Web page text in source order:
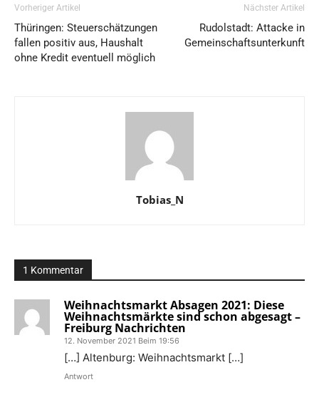
Vorheriger Artikel
Thüringen: Steuerschätzungen
fallen positiv aus, Haushalt
ohne Kredit eventuell möglich
Nächster Artikel
Rudolstadt: Attacke in
Gemeinschaftsunterkunft
Tobias_N
1 Kommentar
Weihnachtsmarkt Absagen 2021: Diese
Weihnachtsmärkte sind schon abgesagt –
Freiburg Nachrichten
12. November 2021 Beim 19:56
[…] Altenburg: Weihnachtsmarkt […]
Antwort